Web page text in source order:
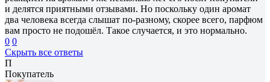
и делятся приятными отзывами. Но поскольку один аромат
два человека всегда слышат по-разному, скорее всего, парфюм
вам просто не подошёл. Такое случается, и это нормально.
0 0
Скрыть все ответы
П
Покупатель